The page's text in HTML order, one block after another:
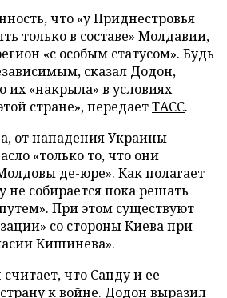
что «у Приднестровья
только в составе» Молдавии,
«с особым статусом». Будь
сказал Додон,
их «накрыла» в условиях
стране», передаетТАСС.
от нападения Украины
«только то, что они
де-юре». Как полагает
собирается пока решать
При этом существуют
со стороны Киева при
Кишинева».
что Санду и ее
страну к войне. Додон выразил